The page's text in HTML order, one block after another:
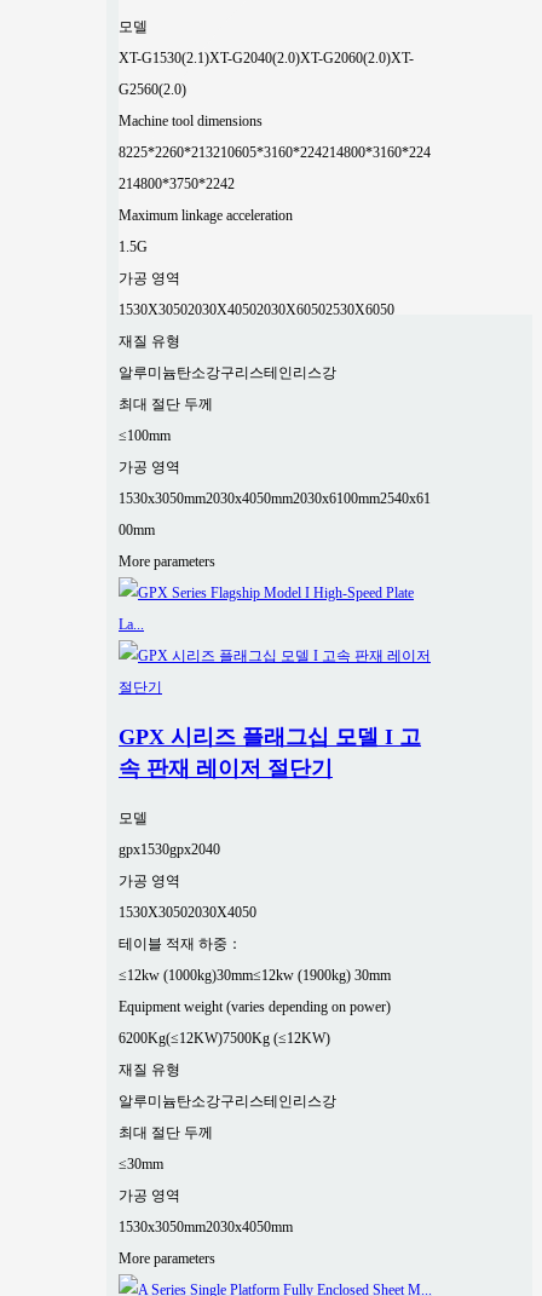
모델
XT-G1530(2.1)XT-G2040(2.0)XT-G2060(2.0)XT-
G2560(2.0)
Machine tool dimensions
8225*2260*213210605*3160*224214800*3160*224
214800*3750*2242
Maximum linkage acceleration
1.5G
가공 영역
1530X30502030X40502030X60502530X6050
재질 유형
알루미늄탄소강구리스테인리스강
최대 절단 두께
≤100mm
가공 영역
1530x3050mm2030x4050mm2030x6100mm2540x61
00mm
More parameters
GPX 시리즈 플래그십 모델 I 고
속 판재 레이저 절단기
모델
gpx1530gpx2040
가공 영역
1530X30502030X4050
테이블 적재 하중：
≤12kw (1000kg)30mm≤12kw (1900kg) 30mm
Equipment weight (varies depending on power)
6200Kg(≤12KW)7500Kg (≤12KW)
재질 유형
알루미늄탄소강구리스테인리스강
최대 절단 두께
≤30mm
가공 영역
1530x3050mm2030x4050mm
More parameters